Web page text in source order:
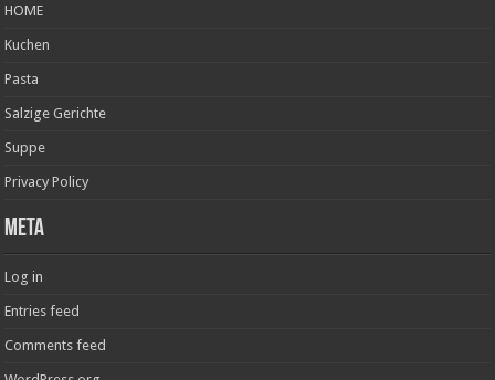
HOME
Kuchen
Pasta
Salzige Gerichte
Suppe
Privacy Policy
Meta
Log in
Entries feed
Comments feed